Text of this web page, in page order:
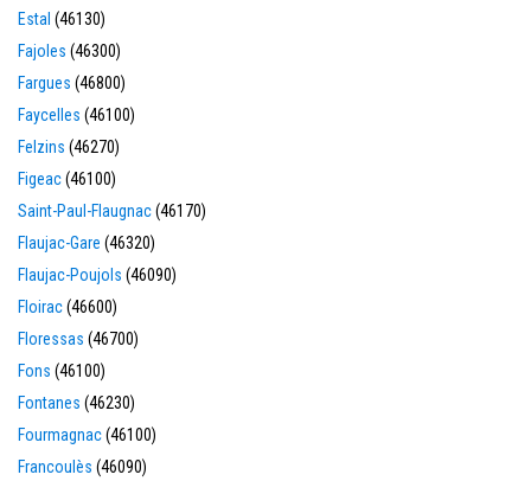
Estal (46130)
Fajoles (46300)
Fargues (46800)
Faycelles (46100)
Felzins (46270)
Figeac(46100)
Saint-Paul-Flaugnac(46170)
Flaujac-Gare (46320)
Flaujac-Poujols (46090)
Floirac(46600)
Floressas (46700)
Fons (46100)
Fontanes (46230)
Fourmagnac(46100)
Francoulès (46090)